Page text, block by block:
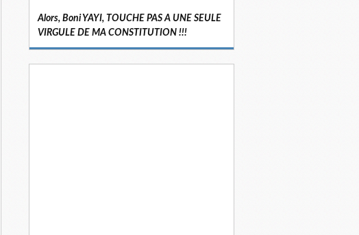
Alors, Boni YAYI, TOUCHE PAS A UNE SEULE
VIRGULE DE MA CONSTITUTION !!!